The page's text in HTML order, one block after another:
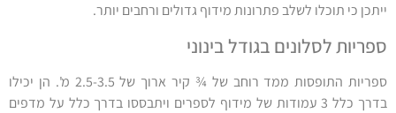
ייתכן כי תוכלו לשלב פתרונות מידוף גדולים ורחבים יותר.
ספריות לסלונים בגודל בינוני
ספריות התופסות ממד רוחב של ¾ קיר ארוך של 2.5-3.5 מ'. הן יכילו
בדרך כלל 3 עמודות של מידוף לספרים ויתבססו בדרך כלל על מדפים